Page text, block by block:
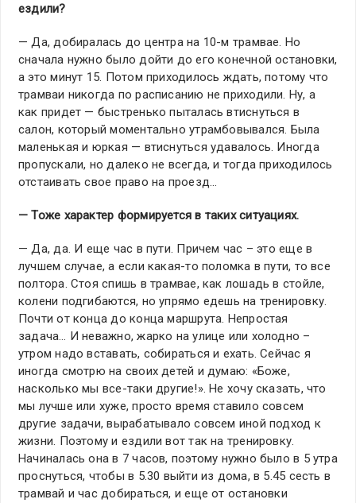
ездили?
— Да, добиралась до центра на 10-м трамвае. Но
сначала нужно было дойти до его конечной остановки,
а это минут 15. Потом приходилось ждать, потому что
трамваи никогда по расписанию не приходили. Ну, а
как придет — быстренько пыталась втиснуться в
салон, который моментально утрамбовывался. Была
маленькая и юркая — втиснуться удавалось. Иногда
пропускали, но далеко не всегда, и тогда приходилось
отстаивать свое право на проезд…
— Тоже характер формируется в таких ситуациях.
— Да, да. И еще час в пути. Причем час – это еще в
лучшем случае, а если какая-то поломка в пути, то все
полтора. Стоя спишь в трамвае, как лошадь в стойле,
колени подгибаются, но упрямо едешь на тренировку.
Почти от конца до конца маршрута. Непростая
задача… И неважно, жарко на улице или холодно –
утром надо вставать, собираться и ехать. Сейчас я
иногда смотрю на своих детей и думаю: «Боже,
насколько мы все-таки другие!». Не хочу сказать, что
мы лучше или хуже, просто время ставило совсем
другие задачи, вырабатывало совсем иной подход к
жизни. Поэтому и ездили вот так на тренировку.
Начиналась она в 7 часов, поэтому нужно было в 5 утра
проснуться, чтобы в 5.30 выйти из дома, в 5.45 сесть в
трамвай и час добираться, и еще от остановки